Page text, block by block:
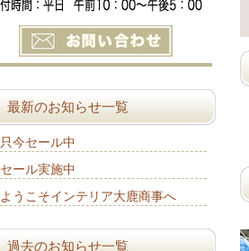
最新のお知らせ一覧
只今セール中
セール実施中
ようこそインテリア大鹿商事へ
過去のお知らせ一覧